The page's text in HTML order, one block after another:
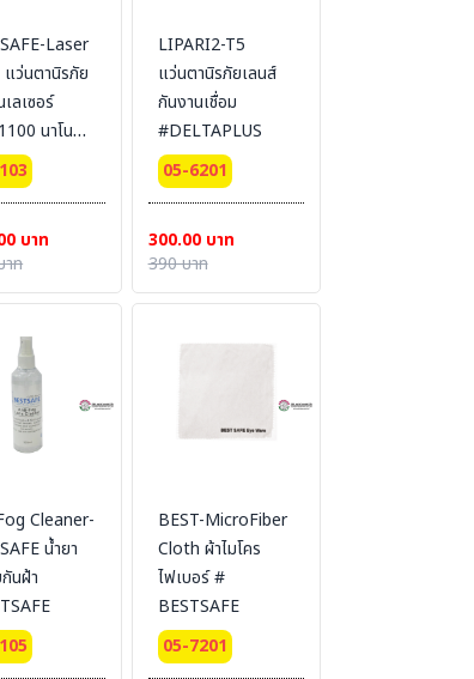
Laser
ว่นตานิรภัย
ลเซอร์
นาโน
บาท
ท
LIPARI2-T5
แว่นตานิรภัยเลนส์
กันงานเชื่อม
#DELTAPLUS
05-6201
300.00 บาท
390 บาท
น้ำยา
นฝ้า
BEST-MicroFiber
Cloth ผ้าไมโคร
ไฟเบอร์ #
BESTSAFE
05-7201